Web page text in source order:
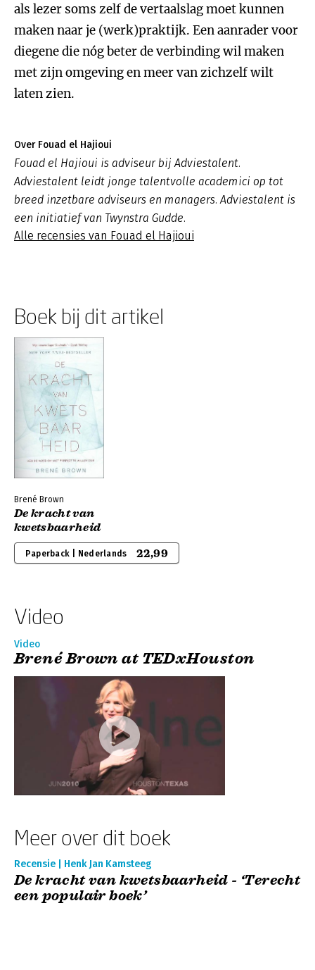
als lezer soms zelf de vertaalslag moet kunnen
maken naar je (werk)praktijk. Een aanrader voor
diegene die nóg beter de verbinding wil maken
met zijn omgeving en meer van zichzelf wilt
laten zien.
Over Fouad el Hajioui
Fouad el Hajioui is adviseur bij Adviestalent.
Adviestalent leidt jonge talentvolle academici op tot
breed inzetbare adviseurs en managers. Adviestalent is
een initiatief van Twynstra Gudde.
Alle recensies van Fouad el Hajioui
Boek bij dit artikel
Brené Brown
De kracht van
kwetsbaarheid
Paperback | Nederlands 22,99
Video
Video
Brené Brown at TEDxHouston
Meer over dit boek
Recensie | Henk Jan Kamsteeg
De kracht van kwetsbaarheid - ‘Terecht
een populair boek’